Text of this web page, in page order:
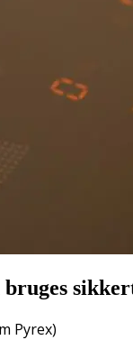
bruges
Pyrex)